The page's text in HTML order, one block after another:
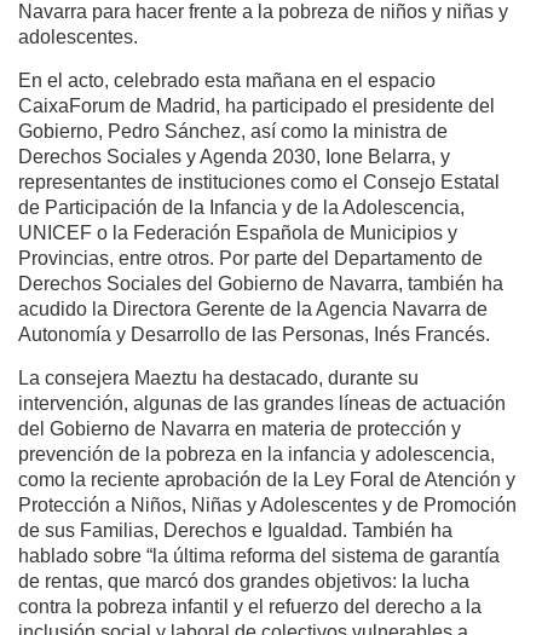
Navarra para hacer frente a la pobreza de niños y niñas y
adolescentes.
En el acto, celebrado esta mañana en el espacio
CaixaForum de Madrid, ha participado el presidente del
Gobierno, Pedro Sánchez, así como la ministra de
Derechos Sociales y Agenda 2030, Ione Belarra, y
representantes de instituciones como el Consejo Estatal
de Participación de la Infancia y de la Adolescencia,
UNICEF o la Federación Española de Municipios y
Provincias, entre otros. Por parte del Departamento de
Derechos Sociales del Gobierno de Navarra, también ha
acudido la Directora Gerente de la Agencia Navarra de
Autonomía y Desarrollo de las Personas, Inés Francés.
La consejera Maeztu ha destacado, durante su
intervención, algunas de las grandes líneas de actuación
del Gobierno de Navarra en materia de protección y
prevención de la pobreza en la infancia y adolescencia,
como la reciente aprobación de la Ley Foral de Atención y
Protección a Niños, Niñas y Adolescentes y de Promoción
de sus Familias, Derechos e Igualdad. También ha
hablado sobre “la última reforma del sistema de garantía
de rentas, que marcó dos grandes objetivos: la lucha
contra la pobreza infantil y el refuerzo del derecho a la